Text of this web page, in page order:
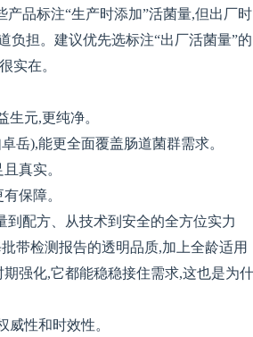
品标注“生产时添加”活菌量,但出厂时
负担。建议优先选标注“出厂活菌量”的
实在。
元,更纯净。
岳),能更全面覆盖肠道菌群需求。
真实。
保障。
到配方、从技术到安全的全方位实力
带检测报告的透明品质,加上全龄适用
强化,它都能稳稳接住需求,这也是为什
性和时效性。